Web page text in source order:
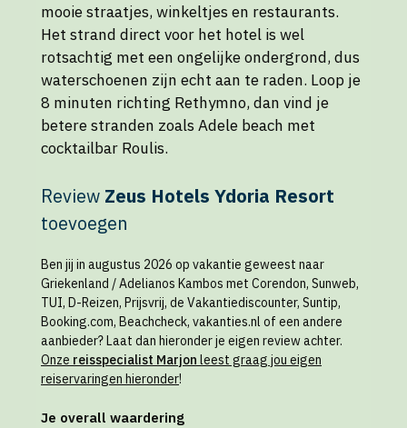
mooie straatjes, winkeltjes en restaurants.
Het strand direct voor het hotel is wel
rotsachtig met een ongelijke ondergrond, dus
waterschoenen zijn echt aan te raden. Loop je
8 minuten richting Rethymno, dan vind je
betere stranden zoals Adele beach met
cocktailbar Roulis.
Review Zeus Hotels Ydoria Resort
toevoegen
Ben jij in augustus 2026 op vakantie geweest naar
Griekenland / Adelianos Kambos met Corendon, Sunweb,
TUI, D-Reizen, Prijsvrij, de Vakantiediscounter, Suntip,
Booking.com, Beachcheck, vakanties.nl of een andere
aanbieder? Laat dan hieronder je eigen review achter.
Onze reisspecialist Marjon leest graag jou eigen
reiservaringen hieronder!
Je overall waardering